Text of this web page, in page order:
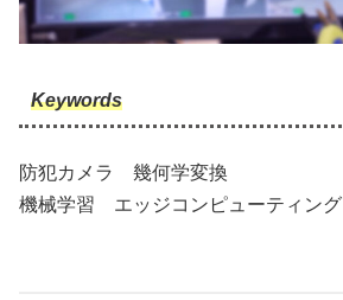
Keywords
防犯カメラ 幾何学変換
機械学習 エッジコンピューティング